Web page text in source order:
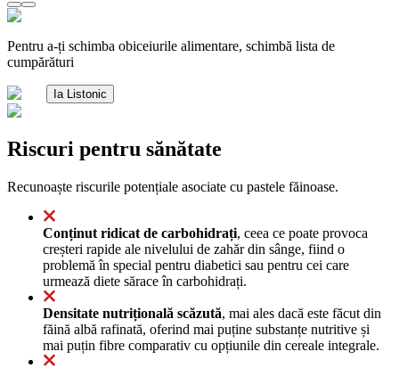
Pentru a-ți schimba obiceiurile alimentare, schimbă lista de
cumpărături
Ia Listonic
Riscuri pentru sănătate
Recunoaște riscurile potențiale asociate cu pastele făinoase.
Conținut ridicat de carbohidrați, ceea ce poate provoca
creșteri rapide ale nivelului de zahăr din sânge, fiind o
problemă în special pentru diabetici sau pentru cei care
urmează diete sărace în carbohidrați.
Densitate nutrițională scăzută, mai ales dacă este făcut din
făină albă rafinată, oferind mai puține substanțe nutritive și
mai puțin fibre comparativ cu opțiunile din cereale integrale.